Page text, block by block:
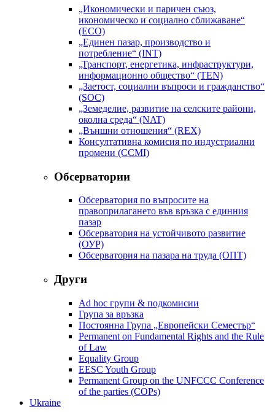
„Икономически и паричен съюз,
икономическо и социално сближаване“
(ECO)
„Единен пазар, производство и
потребление“ (INT)
„Транспорт, енергетика, инфраструктури,
информационно общество“ (TEN)
„Заетост, социални въпроси и гражданство“
(SOC)
„Земеделие, развитие на селските райони,
околна среда“ (NAT)
„Външни отношения“ (REX)
Консултативна комисия по индустриални
промени (CCMI)
Обсерватории
Обсерватория по въпросите на
правоприлагането във връзка с единния
пазар
Обсерватория на устойчивото развитие
(ОУР)
Обсерватория на пазара на труда (ОПТ)
Други
Ad hoc групи & подкомисии
Група за връзка
Постоянна Група „Европейски Семестър“
Permanent on Fundamental Rights and the Rule
of Law
Equality Group
EESC Youth Group
Permanent Group on the UNFCCC Conference
of the parties (COPs)
Ukraine